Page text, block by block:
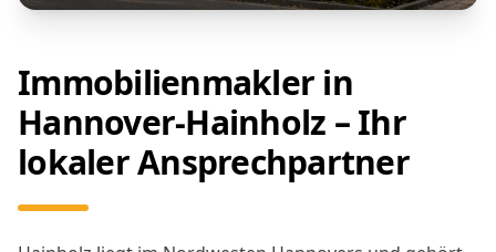
Immobilienmakler in
Hannover-Hainholz – Ihr
lokaler Ansprechpartner